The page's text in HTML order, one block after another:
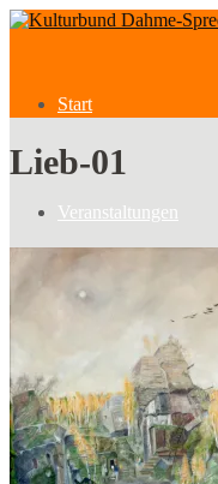
Start
Veranstaltungen
Veranstaltungen
Kategorien
Lieb-01